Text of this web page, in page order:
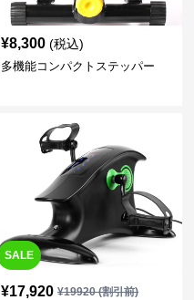
¥8,300 (税込)
多機能コンパクトステッパー
SALE
¥17,920 ¥19920(割引前)